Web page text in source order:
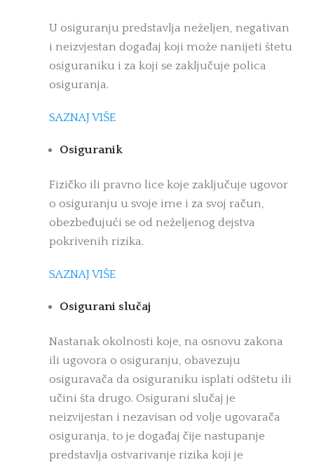
U osiguranju predstavlja neželjen, negativan
i neizvjestan događaj koji može nanijeti štetu
osiguraniku i za koji se zaključuje polica
osiguranja.
SAZNAJ VIŠE
Osiguranik
Fizičko ili pravno lice koje zaključuje ugovor
o osiguranju u svoje ime i za svoj račun,
obezbeđujući se od neželjenog dejstva
pokrivenih rizika.
SAZNAJ VIŠE
Osigurani slučaj
Nastanak okolnosti koje, na osnovu zakona
ili ugovora o osiguranju, obavezuju
osiguravača da osiguraniku isplati odštetu ili
učini šta drugo. Osigurani slučaj je
neizvijestan i nezavisan od volje ugovarača
osiguranja, to je događaj čije nastupanje
predstavlja ostvarivanje rizika koji je